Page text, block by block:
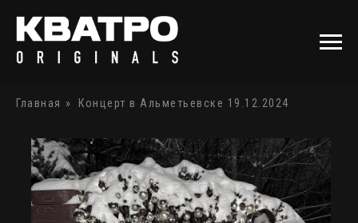
Главная » Концерт в Альметьевске 19.12.2024